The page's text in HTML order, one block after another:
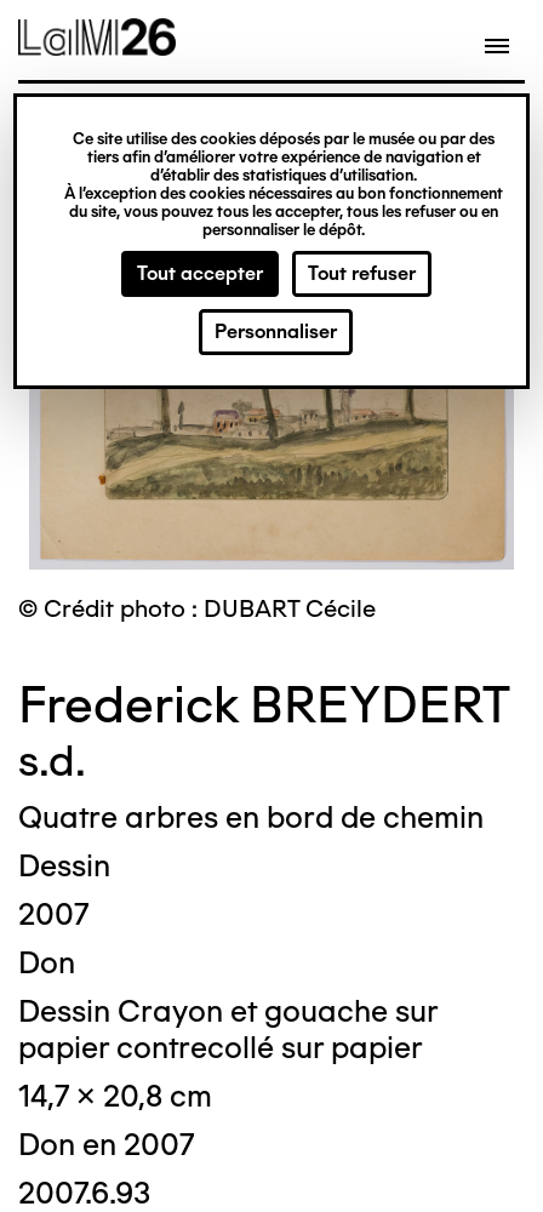
Gestion des cookies
Ce site utilise des cookies déposés par le musée ou par des
tiers afin d’améliorer votre expérience de navigation et
d’établir des statistiques d’utilisation.
À l’exception des cookies nécessaires au bon fonctionnement
du site, vous pouvez tous les accepter, tous les refuser ou en
personnaliser le dépôt.
Tout accepter Tout refuser
Personnaliser
contenu
© Crédit photo : DUBART Cécile
Frederick BREYDERT
s.d.
Quatre arbres en bord de chemin
Dessin
2007
Don
Dessin Crayon et gouache sur
papier contrecollé sur papier
14,7 x 20,8 cm
Don en 2007
2007.6.93